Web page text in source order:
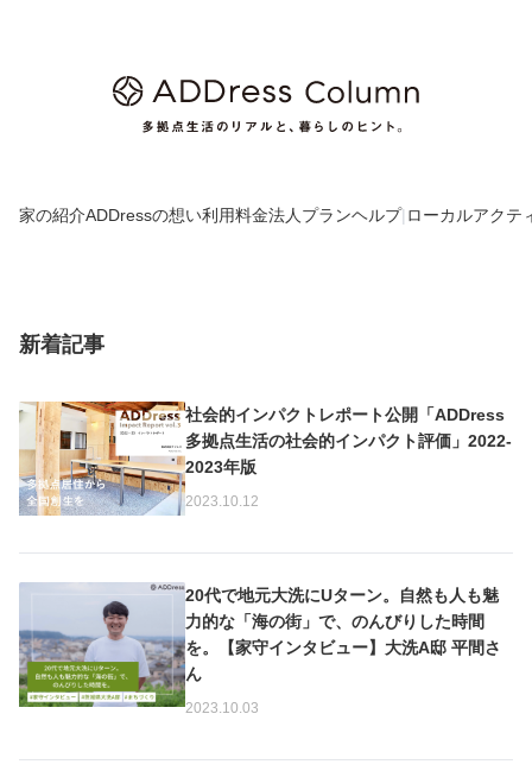
家の紹介ADDressの想い利用料金法人プランヘルプ| ローカルアクテ
新着記事
社会的インパクトレポート公開「ADDress
多拠点生活の社会的インパクト評価」2022-
2023年版
2023.10.12
20代で地元大洗にUターン。自然も人も魅
力的な「海の街」で、のんびりした時間
を。【家守インタビュー】大洗A邸 平間さ
ん
2023.10.03